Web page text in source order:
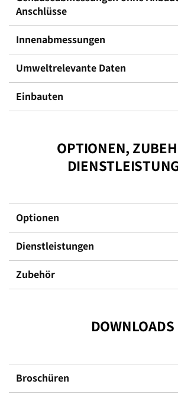
Anschlüsse
Innenabmessungen
Umweltrelevante Daten
Einbauten
OPTIONEN,
Optionen
Dienstleistungen
Zubehör
DOWNLOADS
Broschüren